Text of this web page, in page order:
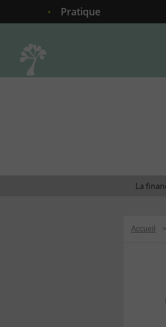
Pratique
La
Accueil >